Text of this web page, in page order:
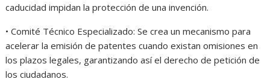
caducidad impidan la protección de una invención.
• Comité Técnico Especializado: Se crea un mecanismo para
acelerar la emisión de patentes cuando existan omisiones en
los plazos legales, garantizando así el derecho de petición de
los ciudadanos.